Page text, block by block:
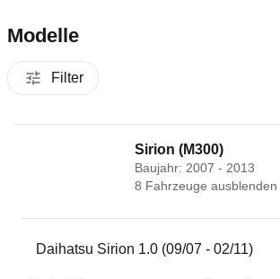
Modelle
Filter
Sirion (M300)
Baujahr: 2007 - 2013
8 Fahrzeuge ausblenden
Fahrzeug
Daihatsu Sirion 1.0 (09/07 - 02/11)